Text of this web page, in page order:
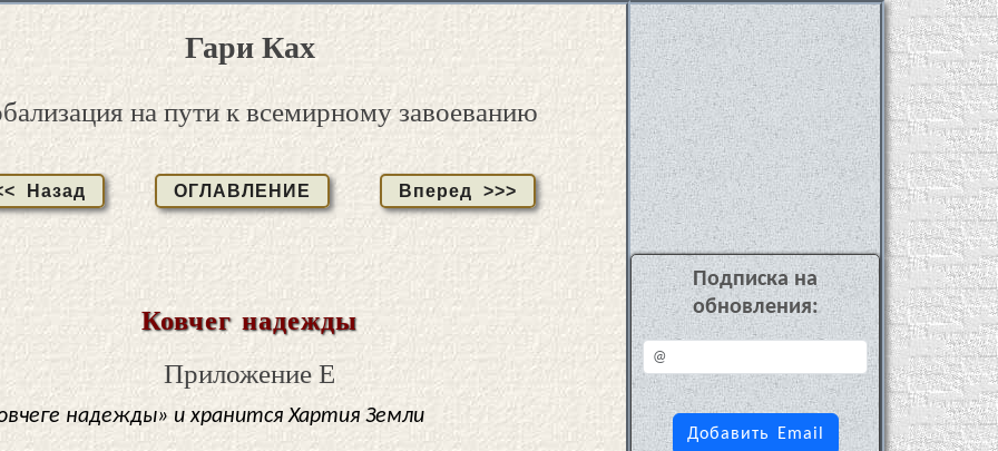
Гари Ках
на пути к всемирному завоеванию
Назад ОГЛАВЛЕНИЕ Вперед >>>
Ковчег надежды
Приложение E
надежды» и хранится Хартия Земли
Подписка на
обновления: